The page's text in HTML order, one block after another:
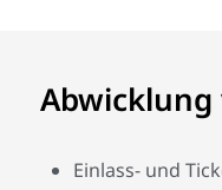
Einlass- und